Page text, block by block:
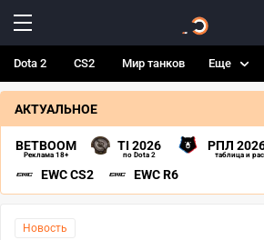
Dota 2 CS2 Мир танков Еще
АКТУАЛЬНОЕ
BETBOOM
Реклама 18+
TI 2026
по Dota 2
РПЛ
таблица и
EWC CS2 EWC R6
Новость